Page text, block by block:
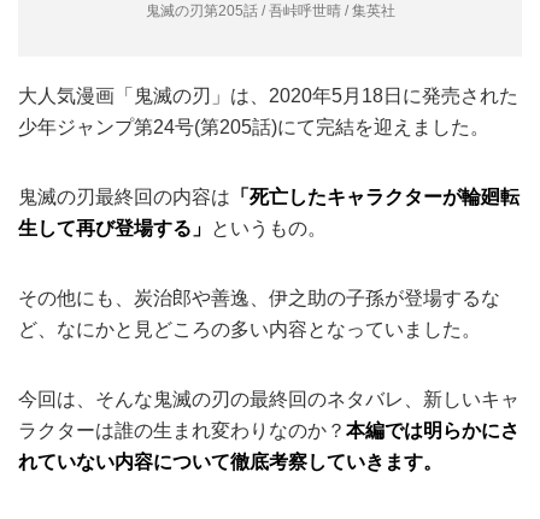
鬼滅の刃第205話 / 吾峠呼世晴 / 集英社
大人気漫画「鬼滅の刃」は、2020年5月18日に発売された
少年ジャンプ第24号(第205話)にて完結を迎えました。
鬼滅の刃最終回の内容は 「死亡したキャラクターが輪廻転
生して再び登場する」 というもの。
その他にも、炭治郎や善逸、伊之助の子孫が登場するな
ど、なにかと見どころの多い内容となっていました。
今回は、そんな鬼滅の刃の最終回のネタバレ、新しいキャ
ラクターは誰の生まれ変わりなのか？ 本編では明らかにさ
れていない内容について徹底考察していきます。